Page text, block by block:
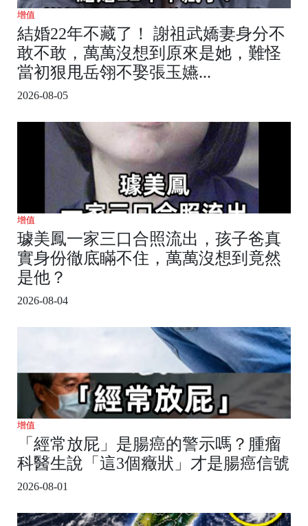
增值
結婚22年不藏了！ 謝祖武嬌妻身分不
敢不敢，萬萬沒想到原來是她，難怪
當初狠甩岳翎不娶張玉嬿...
2026-08-05
增值
璩美鳳一家三口合照流出，孩子爸真
實身份徹底瞞不住，萬萬沒想到竟然
是他？
2026-08-04
增值
「經常放屁」是腸癌的警示嗎？腫瘤
科醫生說「這3個癥狀」才是腸癌信號
2026-08-01